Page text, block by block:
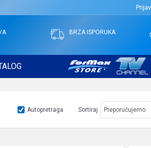
BRZA ISPORUKA
Autopretraga Sortiraj